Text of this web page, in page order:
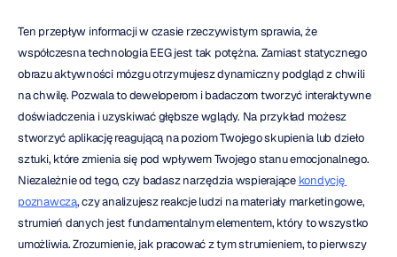
Ten przepływ informacji w czasie rzeczywistym sprawia, że
współczesna technologia EEG jest tak potężna. Zamiast statycznego
obrazu aktywności mózgu otrzymujesz dynamiczny podgląd z chwili
na chwilę. Pozwala to deweloperom i badaczom tworzyć interaktywne
doświadczenia i uzyskiwać głębsze wglądy. Na przykład możesz
stworzyć aplikację reagującą na poziom Twojego skupienia lub dzieło
sztuki, które zmienia się pod wpływem Twojego stanu emocjonalnego.
Niezależnie od tego, czy badasz narzędzia wspierające kondycję
poznawczą, czy analizujesz reakcje ludzi na materiały marketingowe,
strumień danych jest fundamentalnym elementem, który to wszystko
umożliwia. Zrozumienie, jak pracować z tym strumieniem, to pierwszy